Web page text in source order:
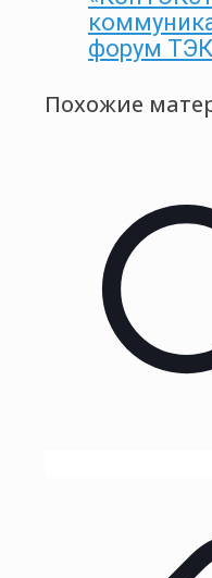
форум ТЭК
Похожие